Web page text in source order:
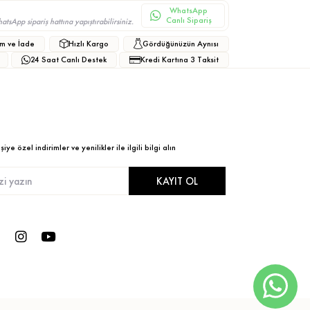
sipariş hattına yapıştırabilirsiniz.
WhatsApp
Canlı Sipariş
ve İade Hızlı Kargo
Gördüğünüzün Aynısı
24 Saat Canlı Destek
Kredi Kartına 3 Taksit
özel indirimler ve yenilikler ile ilgili bilgi alın
KAYIT OL